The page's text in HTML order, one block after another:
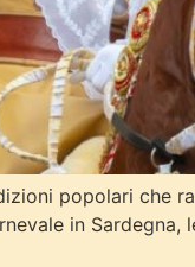
popolari che
in